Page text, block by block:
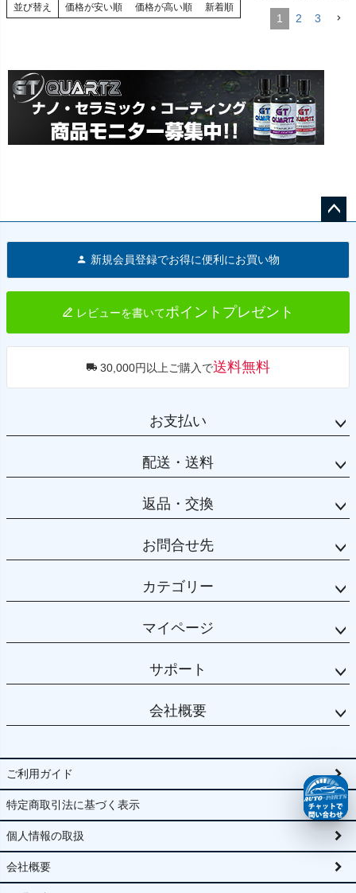
並び替え 価格が安い順 価格が高い順 新着順
1 2 3
へ
新規会員登録でお得に便利にお買い物
レビューを書いてポイントプレゼント
30,000円以上ご購入で送料無料
お支払い
配送・送料
返品・交換
お問合せ先
カテゴリー
マイページ
サポート
会社概要
ご利用ガイド
特定商取引法に基づく表示
個人情報の取扱
会社概要